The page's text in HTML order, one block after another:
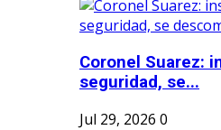
Coronel Suarez:
seguridad, se...
Jul 29, 2026 0